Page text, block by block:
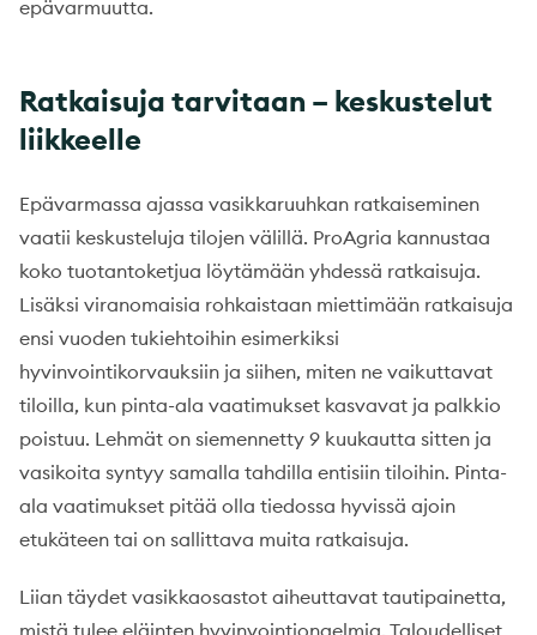
epävarmuutta.
Ratkaisuja tarvitaan – keskustelut
liikkeelle
Epävarmassa ajassa vasikkaruuhkan ratkaiseminen
vaatii keskusteluja tilojen välillä. ProAgria kannustaa
koko tuotantoketjua löytämään yhdessä ratkaisuja.
Lisäksi viranomaisia rohkaistaan miettimään ratkaisuja
ensi vuoden tukiehtoihin esimerkiksi
hyvinvointikorvauksiin ja siihen, miten ne vaikuttavat
tiloilla, kun pinta-ala vaatimukset kasvavat ja palkkio
poistuu. Lehmät on siemennetty 9 kuukautta sitten ja
vasikoita syntyy samalla tahdilla entisiin tiloihin. Pinta-
ala vaatimukset pitää olla tiedossa hyvissä ajoin
etukäteen tai on sallittava muita ratkaisuja.
Liian täydet vasikkaosastot aiheuttavat tautipainetta,
mistä tulee eläinten hyvinvointiongelmia. Taloudelliset